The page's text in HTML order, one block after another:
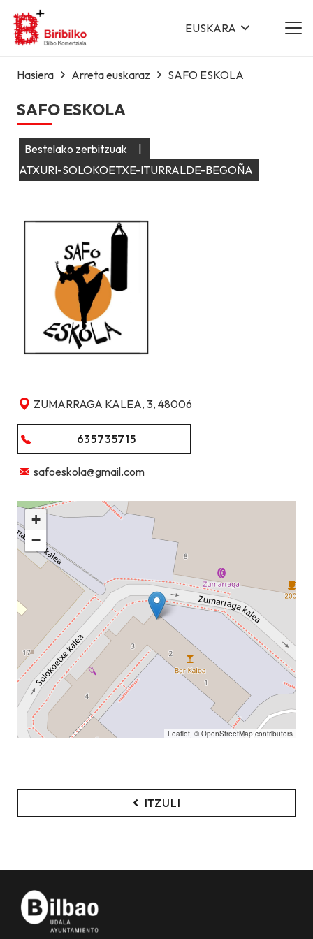
EUSKARA
Hasiera Arreta euskaraz SAFO ESKOLA
SAFO ESKOLA
Bestelako zerbitzuak
|
ATXURI-SOLOKOETXE-ITURRALDE-BEGOÑA
ZUMARRAGA KALEA, 3, 48006
635735715
safoeskola@gmail.com
+
−
Leaflet, ©OpenStreetMap contributors
ITZULI